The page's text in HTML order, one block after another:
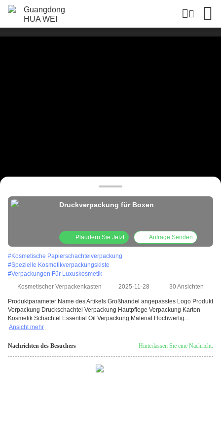
Druckverpackung für Boxen
Plaudern Sie Jetzt Anfrage Senden
#Kosmetische Papierschachtelverpackung
#Spezielle Kosmetikverpackungskiste
#Verpackungen Für Luxuskosmetik
Kosmetischer Verpackenkasten
2025-11-28 30 Ansichten
Produktparameter Name des Artikels Großhandel angepasstes Logo Produkt
Verpackung Druckschachtel Verpackung Hautpflege Verpackung Karton
Kosmetik Schachtel Essential Oil Verpackung Material Hochwertig...
Ansicht mehr
Nachrichten des Besuchers Hinterlassen Sie eine Nachricht.